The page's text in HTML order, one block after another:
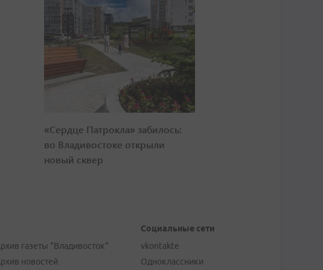
«Сердце Патрокла» забилось:
во Владивостоке открыли
новый сквер
газеты "Владивосток"
новостей
Социальные сети
vkontakte
Одноклассники